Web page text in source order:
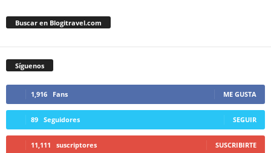
Buscar en Blogitravel.com
Síguenos
1,916 Fans ME GUSTA
89 Seguidores SEGUIR
11,111 suscriptores SUSCRIBIRTE